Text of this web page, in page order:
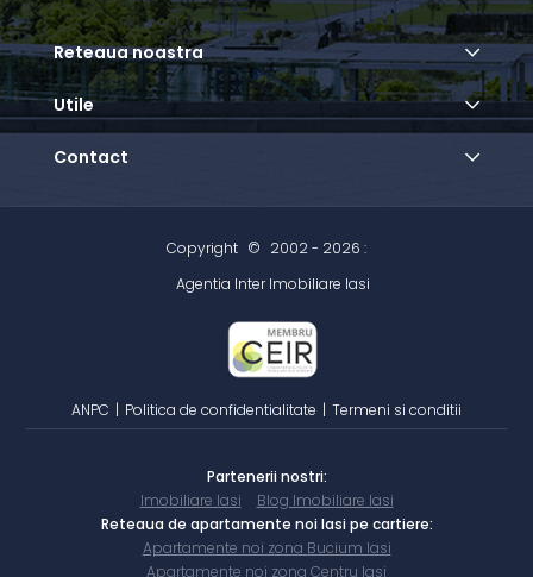
Reteaua noastra
Utile
Contact
Copyright © 2002 - 2026 :
Agentia Inter Imobiliare Iasi
ANPC | Politica de confidentialitate | Termeni si conditii
Partenerii nostri:
Imobiliare Iasi
Blog Imobiliare Iasi
Reteaua de apartamente noi Iasi pe cartiere:
Apartamente noi zona Bucium Iasi
Apartamente noi zona Centru Iasi